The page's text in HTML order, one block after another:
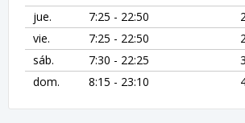
jue.
7:25 - 22:50
vie.
7:25 - 22:50
sáb.
7:30 - 22:25
dom.
8:15 - 23:10